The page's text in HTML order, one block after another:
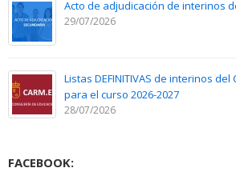
Acto de adjudicación de interinos
29/07/2026
Listas DEFINITIVAS de interinos
para el curso 2026-2027
28/07/2026
FACEBOOK: